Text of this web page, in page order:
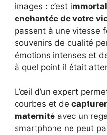
images : c’est
enchantée de votre
passent à une vitesse
souvenirs de qualité
émotions intenses et
à quel point il était
L’œil d’un expert
courbes et de
maternité avec un
smartphone ne peut